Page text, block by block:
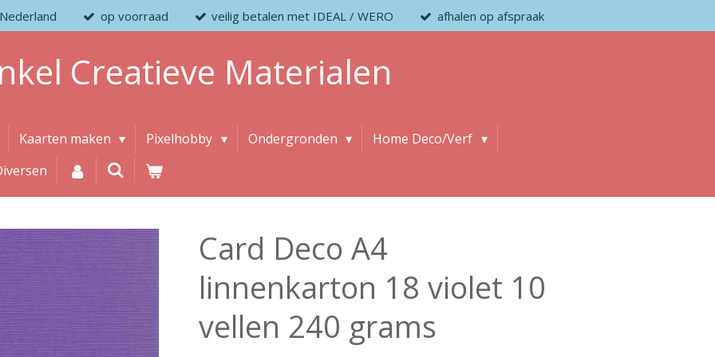
op voorraad veilig betalen met IDEAL / WERO afhalen op afspraak
Creatieve Materialen
Kaarten maken Pixelhobby Ondergronden
Home Deco/Verf
Card Deco A4
linnenkarton 18 violet 10
vellen 240 grams